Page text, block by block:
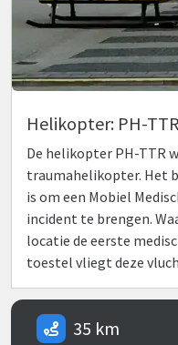
Helikopter: PH-TTR
De helikopter PH-TTR
traumahelikopter. Het
is om een Mobiel
incident te brengen.
locatie de eerste
toestel vliegt deze
35 km